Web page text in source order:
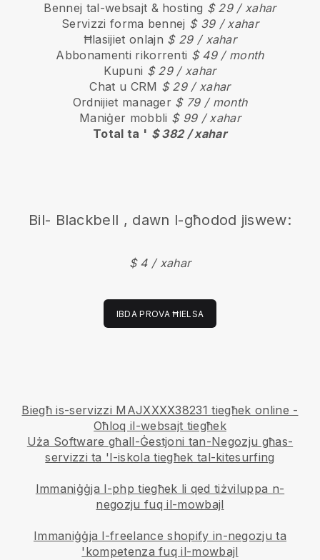
Bennej tal-websajt & hosting $ 29 / xahar
Servizzi forma bennej $ 39 / xahar
Ħlasijiet onlajn $ 29 / xahar
Abbonamenti rikorrenti $ 49 / month
Kupuni $ 29 / xahar
Chat u CRM $ 29 / xahar
Ordnijiet manager $ 79 / month
Maniġer mobbli $ 99 / xahar
Total ta ' $ 382 / xahar
Bil- Blackbell , dawn l-għodod jiswew:
$ 4 / xahar
IBDA PROVA ĦIELSA
Biegħ is-servizzi MAJXXXX38231 tiegħek online -
Oħloq il-websajt tiegħek
Uża Software għall-Ġestjoni tan-Negozju għas-
servizzi ta 'l-iskola tiegħek tal-kitesurfing
Immaniġġja l-php tiegħek li qed tiżviluppa n-
negozju fuq il-mowbajl
Immaniġġja l-freelance shopify in-negozju ta
'kompetenza fuq il-mowbajl